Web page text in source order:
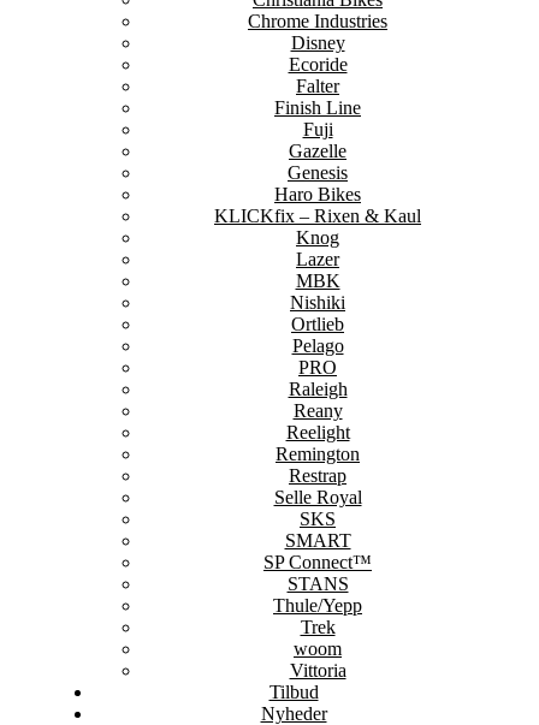
Chrome Industries
Disney
Ecoride
Falter
Finish Line
Fuji
Gazelle
Genesis
Haro Bikes
KLICKfix – Rixen & Kaul
Knog
Lazer
MBK
Nishiki
Ortlieb
Pelago
PRO
Raleigh
Reany
Reelight
Remington
Restrap
Selle Royal
SKS
SMART
SP Connect™
STANS
Thule/Yepp
Trek
woom
Vittoria
Tilbud
Nyheder